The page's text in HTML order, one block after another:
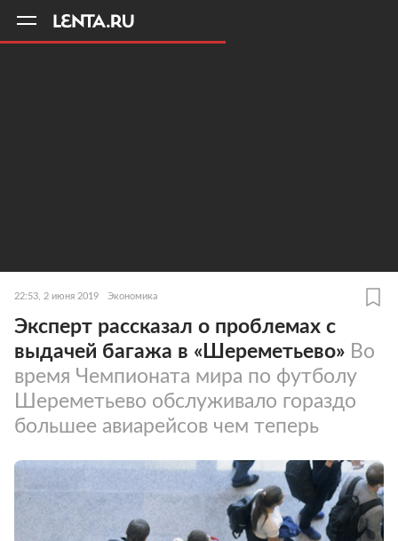
22:53, 2 июня 2019 Экономика
Эксперт рассказал о проблемах с
выдачей багажа в «Шереметьево» Во
время Чемпионата мира по футболу
Шереметьево обслуживало гораздо
большее авиарейсов чем теперь